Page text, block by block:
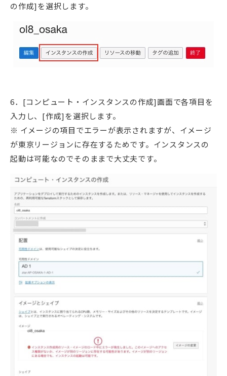
の作成]を選択します。
6．[コンピュート・インスタンスの作成]画面で各項目を
入力し、[作成]を選択します。
※ イメージの項目でエラーが表示されますが、イメージ
が東京リージョンに存在するためです。インスタンスの
起動は可能なのでそのままで大丈夫です。